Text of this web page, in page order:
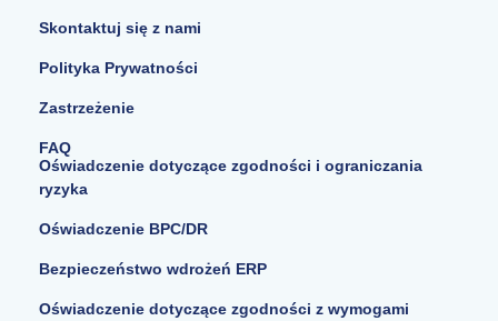
Skontaktuj się z nami
Polityka Prywatności
Zastrzeżenie
FAQ
Oświadczenie dotyczące zgodności i ograniczania
ryzyka
Oświadczenie BPC/DR
Bezpieczeństwo wdrożeń ERP
Oświadczenie dotyczące zgodności z wymogami